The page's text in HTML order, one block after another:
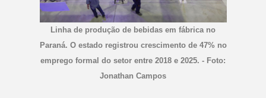
Linha de produção de bebidas em fábrica no
Paraná. O estado registrou crescimento de 47% no
emprego formal do setor entre 2018 e 2025. - Foto:
Jonathan Campos